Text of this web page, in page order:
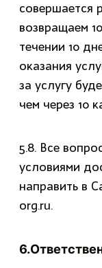
совершается
возвращаем
течении 10
оказания
за услугу
чем через 10
5.8. Все
условиями
направить в
org.ru.